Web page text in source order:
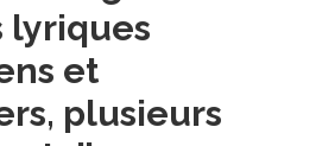
lyriques
et
plusieurs